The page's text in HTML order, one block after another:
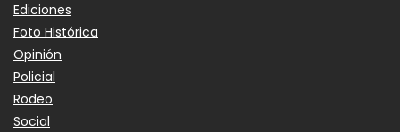
Ediciones
Foto Histórica
Opinión
Policial
Rodeo
Social